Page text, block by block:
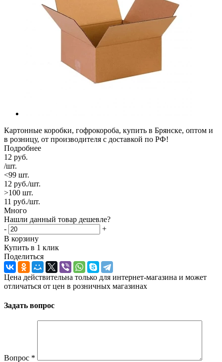
Картонные коробки, гофрокороба, купить в Брянске, оптом и
в розницу, от производителя с доставкой по РФ!
Подробнее
12 руб.
/шт.
<99 шт.
12 руб./шт.
>100 шт.
11 руб./шт.
Много
Нашли данный товар дешевле?
-
+
В корзину
Купить в 1 клик
Поделиться
Цена действительна только для интернет-магазина и может
отличаться от цен в розничных магазинах
Задать вопрос
Вопрос *